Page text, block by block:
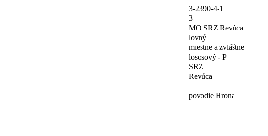
3-2390-4-1
3
MO SRZ Revúca
lovný
miestne a zvláštne
lososový - P
SRZ
Revúca
povodie Hrona